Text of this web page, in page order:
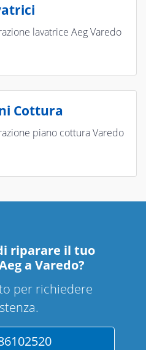
lavatrice Aeg Varedo
Cottura
piano cottura Varedo
riparare il tuo
a Varedo?
per richiedere